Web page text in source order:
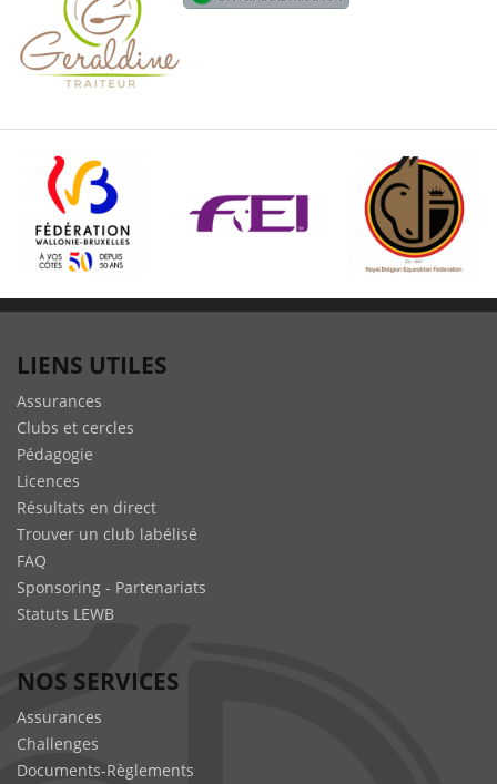
LIENS UTILES
Assurances
Clubs et cercles
Pédagogie
Licences
Résultats en direct
Trouver un club labélisé
FAQ
Sponsoring - Partenariats
Statuts LEWB
NOS SERVICES
Assurances
Challenges
Documents-Règlements